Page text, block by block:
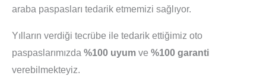
araba paspasları tedarik etmemizi sağlıyor.
Yılların verdiği tecrübe ile tedarik ettiğimiz oto
paspaslarımızda %100 uyum ve %100 garanti
verebilmekteyiz.